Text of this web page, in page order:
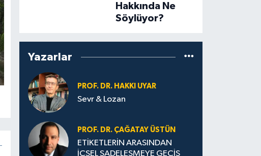
Hakkında Ne
Söylüyor?
Yazarlar
PROF. DR. HAKKI UYAR
Sevr & Lozan
PROF. DR. ÇAĞATAY ÜSTÜN
ETİKETLERİN ARASINDAN
İÇSEL SADELEŞMEYE GEÇİŞ